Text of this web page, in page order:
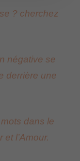
? cherchez
négative se
derrière une
dans le
et l’Amour.